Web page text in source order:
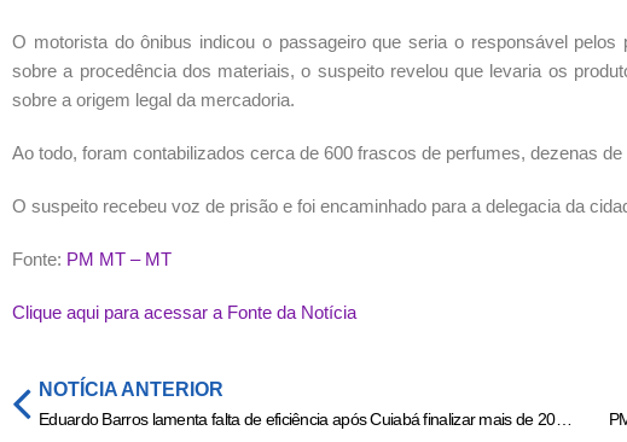
O motorista do ônibus indicou o passageiro que seria o responsável
sobre a procedência dos materiais, o suspeito revelou que levaria os
sobre a origem legal da mercadoria.
Ao todo, foram contabilizados cerca de 600 frascos de perfumes, dezenas
O suspeito recebeu voz de prisão e foi encaminhado para a delegacia da
Fonte: PM MT – MT
Clique aqui para acessar a Fonte da Notícia
NOTÍCIA ANTERIOR
Eduardo Barros lamenta falta de eficiência após Cuiabá finalizar mais de 20 vezes contra o Avaí » Esportes & Notícias